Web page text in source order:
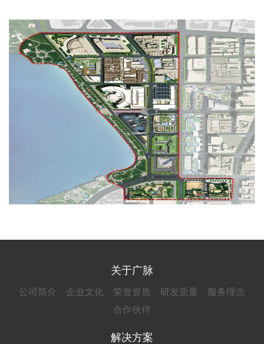
关于广脉
公司简介 企业文化 荣誉资质 研发质量
服务理念
合作伙伴
解决方案